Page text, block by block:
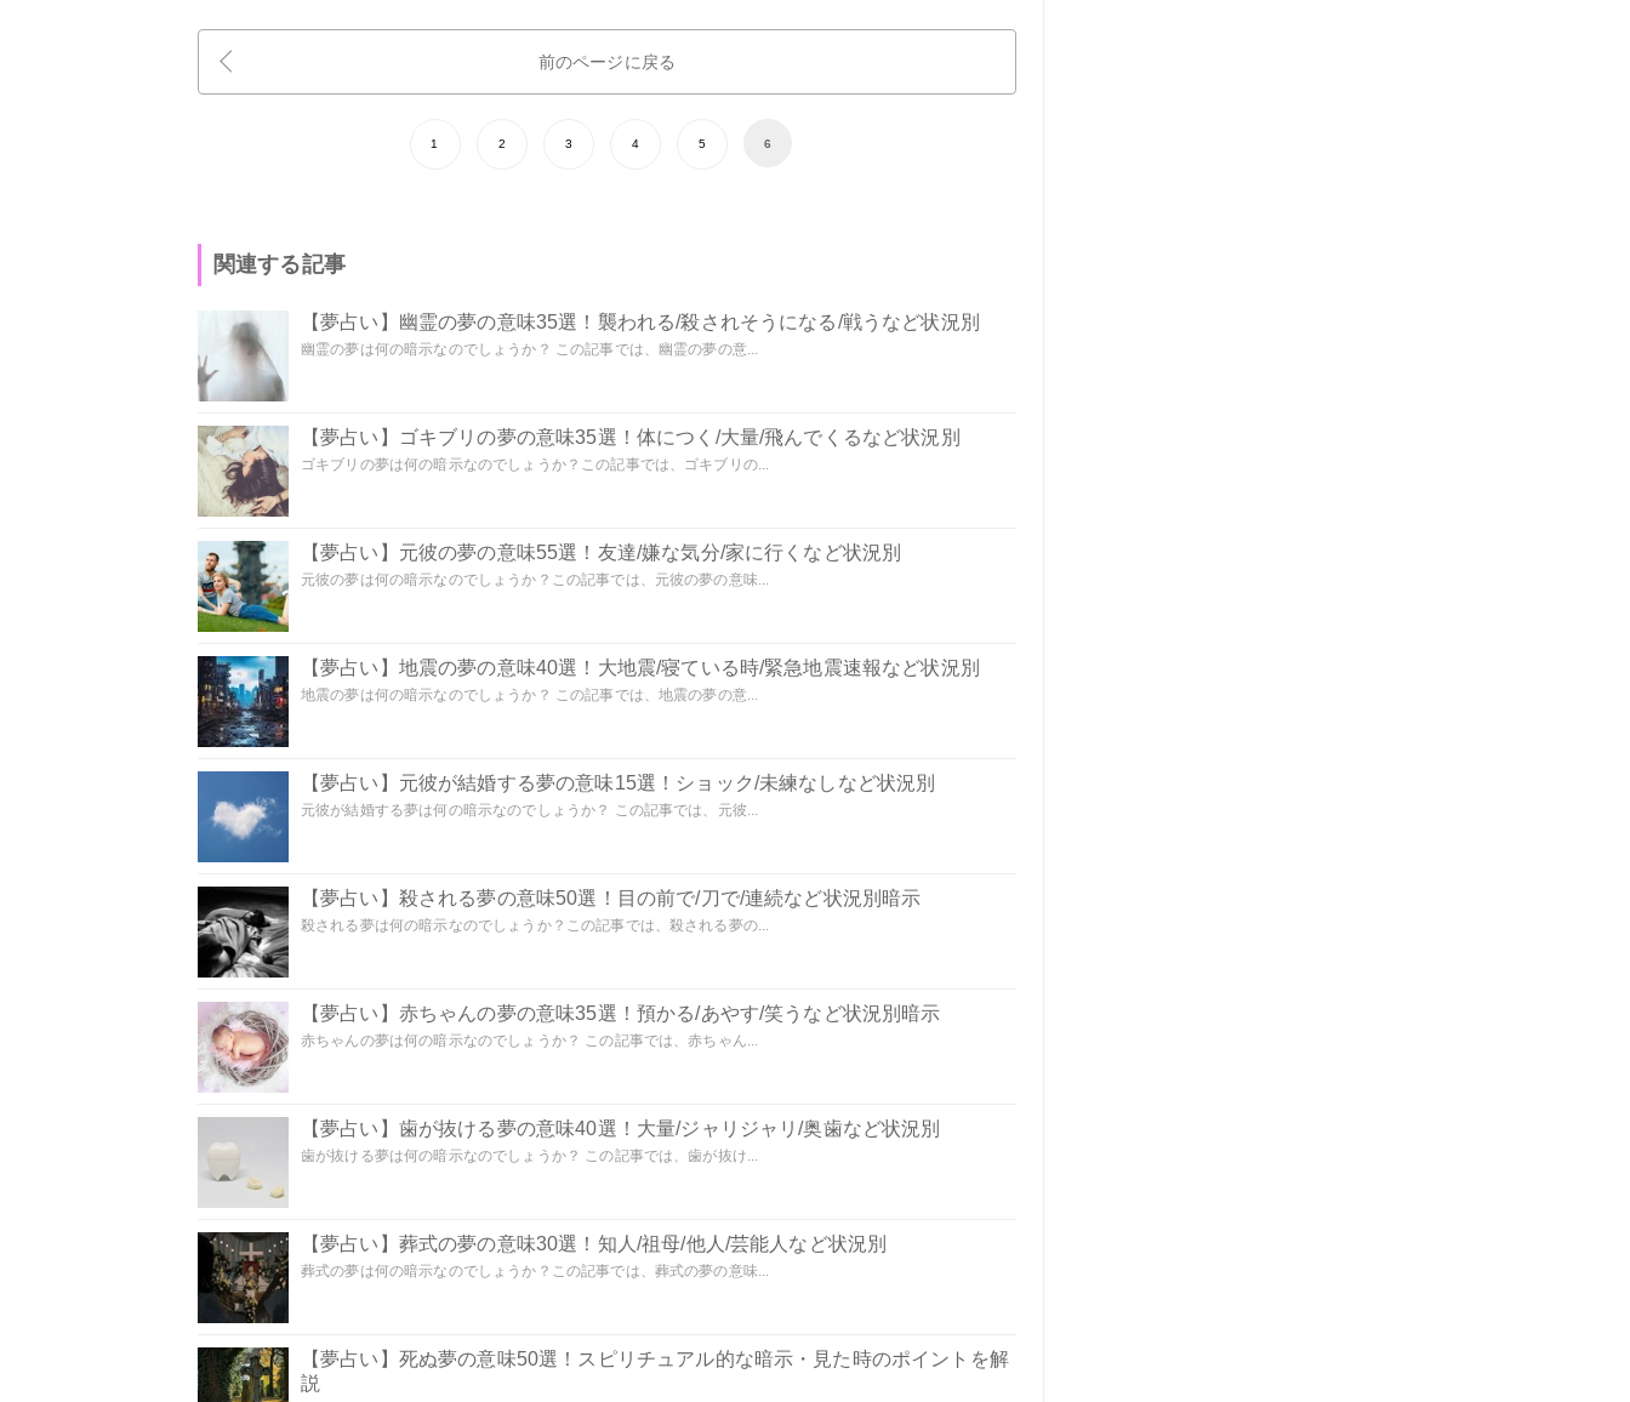
前のページに戻る
1 2 3 4 5 6
関連する記事
【夢占い】幽霊の夢の意味35選！襲われる/殺されそうになる/戦うなど状況別
幽霊の夢は何の暗示なのでしょうか？ この記事では、幽霊の夢の意...
【夢占い】ゴキブリの夢の意味35選！体につく/大量/飛んでくるなど状況別
ゴキブリの夢は何の暗示なのでしょうか？この記事では、ゴキブリの...
【夢占い】元彼の夢の意味55選！友達/嫌な気分/家に行くなど状況別
元彼の夢は何の暗示なのでしょうか？この記事では、元彼の夢の意味...
【夢占い】地震の夢の意味40選！大地震/寝ている時/緊急地震速報など状況別
地震の夢は何の暗示なのでしょうか？ この記事では、地震の夢の意...
【夢占い】元彼が結婚する夢の意味15選！ショック/未練なしなど状況別
元彼が結婚する夢は何の暗示なのでしょうか？ この記事では、元彼...
【夢占い】殺される夢の意味50選！目の前で/刀で/連続など状況別暗示
殺される夢は何の暗示なのでしょうか？この記事では、殺される夢の...
【夢占い】赤ちゃんの夢の意味35選！預かる/あやす/笑うなど状況別暗示
赤ちゃんの夢は何の暗示なのでしょうか？ この記事では、赤ちゃん...
【夢占い】歯が抜ける夢の意味40選！大量/ジャリジャリ/奥歯など状況別
歯が抜ける夢は何の暗示なのでしょうか？ この記事では、歯が抜け...
【夢占い】葬式の夢の意味30選！知人/祖母/他人/芸能人など状況別
葬式の夢は何の暗示なのでしょうか？この記事では、葬式の夢の意味...
【夢占い】死ぬ夢の意味50選！スピリチュアル的な暗示・見た時のポイントを解
説